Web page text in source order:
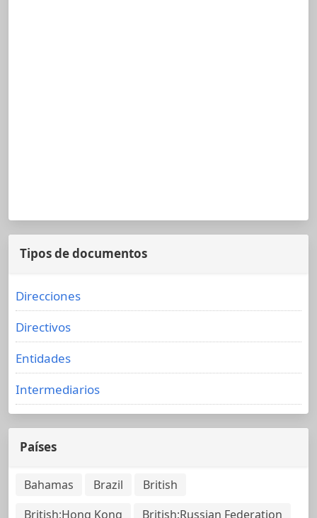
Tipos de documentos
Direcciones
Directivos
Entidades
Intermediarios
Países
Bahamas Brazil
British
British;Hong Kong
British;Russian Federation